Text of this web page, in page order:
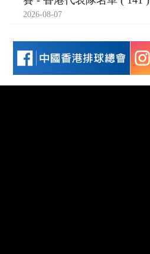
2026-08-07